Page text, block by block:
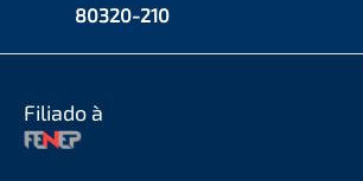
80320-210
Filiado à